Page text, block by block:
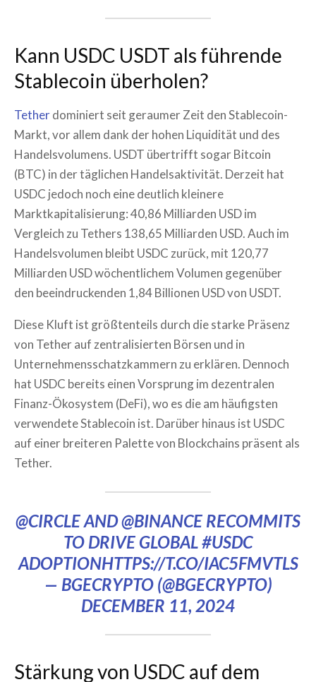
Kann USDC USDT als führende
Stablecoin überholen?
Tetherdominiert seit geraumer Zeit den Stablecoin-
Markt, vor allem dank der hohen Liquidität und des
Handelsvolumens. USDT übertrifft sogar Bitcoin
(BTC) in der täglichen Handelsaktivität. Derzeit hat
USDC jedoch noch eine deutlich kleinere
Marktkapitalisierung: 40,86 Milliarden USD im
Vergleich zu Tethers 138,65 Milliarden USD. Auch im
Handelsvolumen bleibt USDC zurück, mit 120,77
Milliarden USD wöchentlichem Volumen gegenüber
den beeindruckenden 1,84 Billionen USD von USDT.
Diese Kluft ist größtenteils durch die starke Präsenz
von Tether auf zentralisierten Börsen und in
Unternehmensschatzkammern zu erklären. Dennoch
hat USDC bereits einen Vorsprung im dezentralen
Finanz-Ökosystem (DeFi), wo es die am häufigsten
verwendete Stablecoin ist. Darüber hinaus ist USDC
auf einer breiteren Palette von Blockchains präsent als
Tether.
@CIRCLEAND@BINANCE RECOMMITS
TO DRIVE GLOBAL#USDC
ADOPTIONHTTPS://T.CO/IAC5FMVTLS
— BGECRYPTO (@BGECRYPTO)
DECEMBER 11, 2024
Stärkung von USDC auf dem